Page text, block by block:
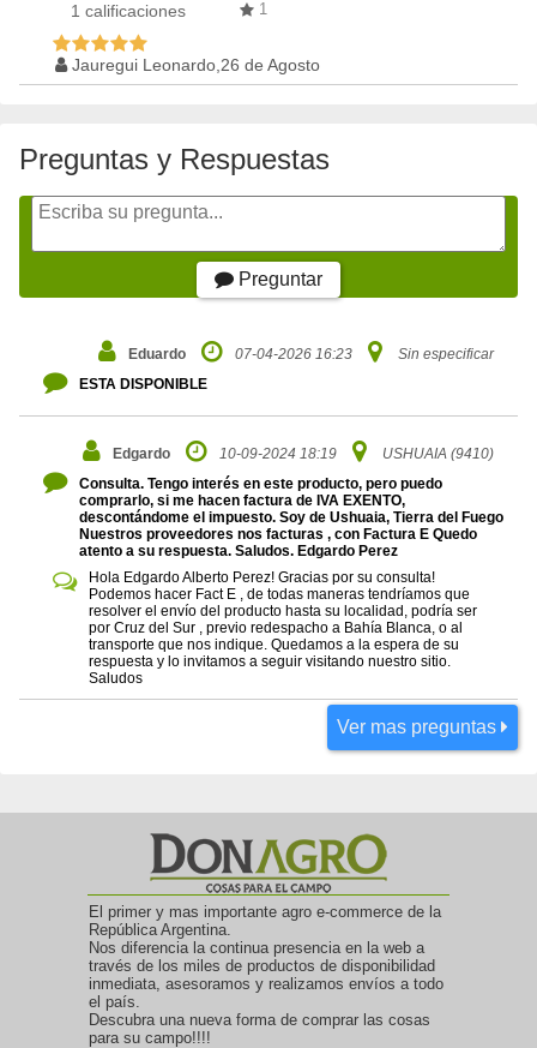
1 calificaciones 1
Jauregui Leonardo,26 de Agosto
Preguntas y Respuestas
Preguntar
Eduardo 07-04-2026 16:23
Sin especificar
ESTA DISPONIBLE
Edgardo 10-09-2024 18:19
USHUAIA (9410)
Consulta. Tengo interés en este producto, pero puedo
comprarlo, si me hacen factura de IVA EXENTO,
descontándome el impuesto. Soy de Ushuaia, Tierra del Fuego
Nuestros proveedores nos facturas , con Factura E Quedo
atento a su respuesta. Saludos. Edgardo Perez
Hola Edgardo Alberto Perez! Gracias por su consulta!
Podemos hacer Fact E , de todas maneras tendríamos que
resolver el envío del producto hasta su localidad, podría ser
por Cruz del Sur , previo redespacho a Bahía Blanca, o al
transporte que nos indique. Quedamos a la espera de su
respuesta y lo invitamos a seguir visitando nuestro sitio.
Saludos
Ver mas preguntas
El primer y mas importante agro e-commerce de la
República Argentina.
Nos diferencia la continua presencia en la web a
través de los miles de productos de disponibilidad
inmediata, asesoramos y realizamos envíos a todo
el país.
Descubra una nueva forma de comprar las cosas
para su campo!!!!